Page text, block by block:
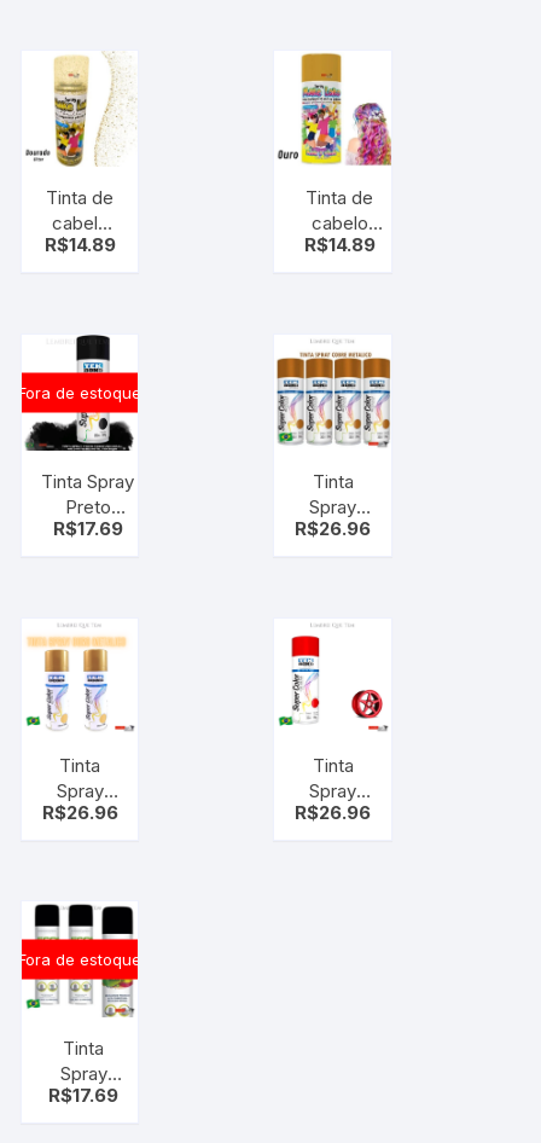
Spray
make
Verde
make
Prata
Tinta de
cabelo
Spray
maluco –
Glitter
R$14.89
Tinta de
cabelo
Spray
Tinta
Temporária
R$14.89
Fora de estoque
Tinta Spray
Preto
Fosco Uso
TEK BOND
R$17.69
Tinta
Spray
cobre
R$26.96
Tinta
Spray
ouro
R$26.96
Tinta
Spray
Vermelho
R$26.96
Fora de estoque
Tinta
Spray
Linha
R$17.69